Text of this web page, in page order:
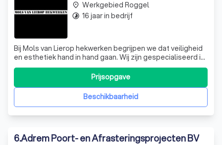
Bij Mols van Lierop hekwerken begrijpen we dat veiligheid
en esthetiek hand in hand gaan. Wij zijn gespecialiseerd in
het leveren van veilige en aantrekkelijke hekwerken,
waarbij functionaliteit en design elkaar niet uitsluiten.
Sinds 2003 bundelen we de expertise en jarenlange
ervaring van Mols en
Beschikbaarheid
Prijsopgave
place Werkgebied Roggel
timelapse 16 jaar in bedrijf
6.Adrem Poort- en Afrasteringsprojecten BV